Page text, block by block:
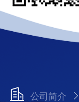
公司简介